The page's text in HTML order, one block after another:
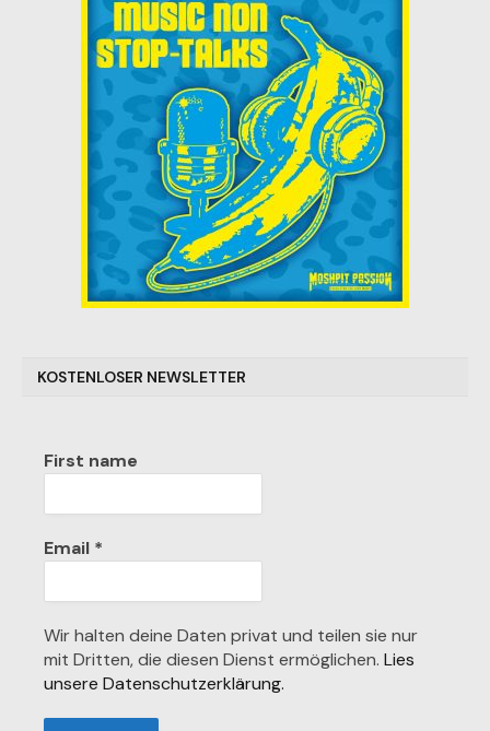
KOSTENLOSER NEWSLETTER
First name
Email *
Wir halten deine Daten privat und teilen sie nur
mit Dritten, die diesen Dienst ermöglichen. Lies
unsere Datenschutzerklärung.